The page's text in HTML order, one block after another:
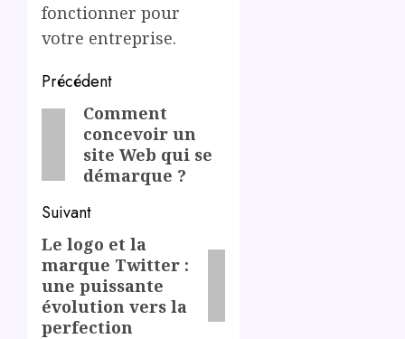
fonctionner pour
votre entreprise.
Post
navigation
Précédent
PreviousComment
concevoir un
site Web qui se
démarque ?
Suivant
Next
post:
Le logo et la
marque Twitter :
une puissante
évolution vers la
perfection